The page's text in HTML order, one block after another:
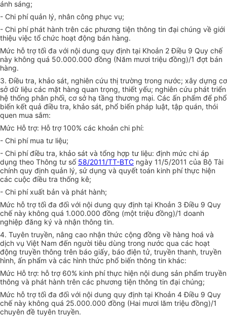
ánh sáng;
- Chi phí quản lý, nhân công phục vụ;
- Chi phí phát hành trên các phương tiện thông tin đại chúng về giới
thiệu việc tổ chức hoạt động bán hàng.
Mức hỗ trợ tối đa với nội dung quy định tại Khoản 2 Điều 9 Quy chế
này không quá 50.000.000 đồng (Năm mươi triệu đồng)/1 đợt bán
hàng.
3.Điều tra, khảo sát, nghiên cứu thị trường trong nước; xây dựng cơ
sở dữ liệu các mặt hàng quan trọng, thiết yếu; nghiên cứu phát triển
hệ thống phân phối, cơ sở hạ tầng thương mại. Các ấn phẩm để phổ
biến kết quả điều tra, khảo sát, phổ biến pháp luật, tập quán, thói
quen mua sắm:
Mức Hỗ trợ: Hỗ trợ 100% các khoản chi phí:
- Chi phí mua tư liệu;
- Chi phí điều tra, khảo sát và tổng hợp tư liệu: định mức chi áp
dụng theo Thông tư số 58/2011/TT-BTC ngày 11/5/2011 của Bộ Tài
chính quy định quản lý, sử dụng và quyết toán kinh phí thực hiện
các cuộc điều tra thống kê;
- Chi phí xuất bản và phát hành;
Mức hỗ trợ tối đa đối với nội dung quy định tại Khoản 3 Điều 9 Quy
chế này không quá 1.000.000 đồng (một triệu đồng)/1 doanh
nghiệp đăng ký và nhận thông tin.
4. Tuyên truyền, nâng cao nhận thức cộng đồng về hàng hoá và
dịch vụ Việt Nam đến người tiêu dùng trong nước qua các hoạt
động truyền thông trên báo giấy, báo điện tử, truyền thanh, truyền
hình, ấn phẩm và các hình thức phổ biến thông tin khác:
Mức Hỗ trợ: hỗ trợ 60% kinh phí thực hiện nội dung sản phẩm truyền
thông và phát hành trên các phương tiện thông tin đại chúng;
Mức hỗ trợ tối đa đối với nội dung quy định tại Khoản 4 Điều 9 Quy
chế này không quá 25.000.000 đồng (Hai mươi lăm triệu đồng)/1
chuyên đề tuyên truyền.